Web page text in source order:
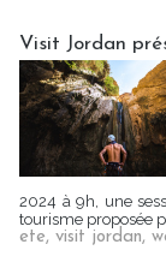
Visit Jordan
2024 à 9h, une
tourisme proposée
ete, visit jordan,